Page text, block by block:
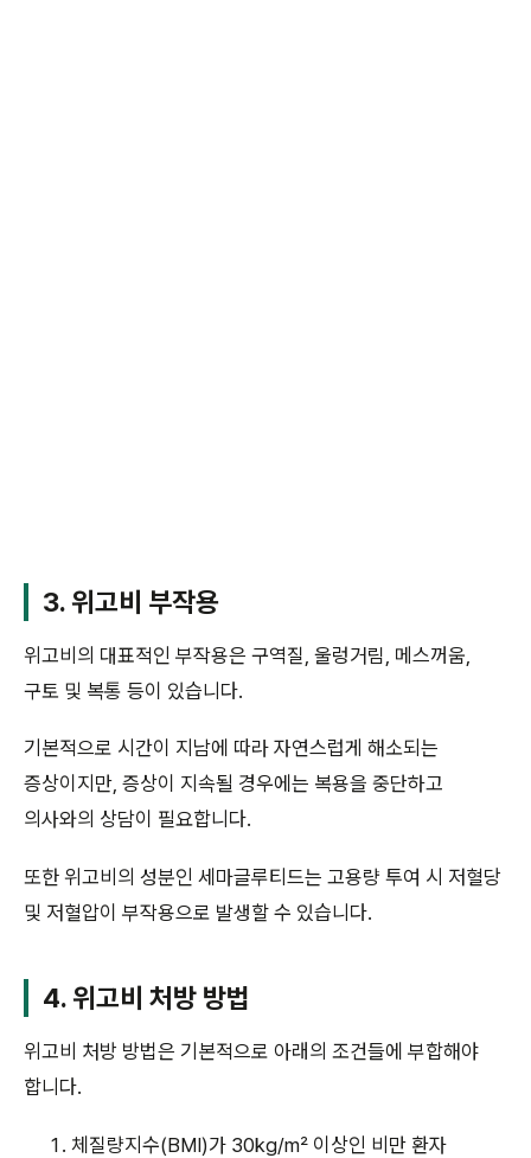
3. 위고비 부작용
위고비의 대표적인 부작용은 구역질, 울렁거림, 메스꺼움,
구토 및 복통 등이 있습니다.
기본적으로 시간이 지남에 따라 자연스럽게 해소되는
증상이지만, 증상이 지속될 경우에는 복용을 중단하고
의사와의 상담이 필요합니다.
또한 위고비의 성분인 세마글루티드는 고용량 투여 시 저혈당
및 저혈압이 부작용으로 발생할 수 있습니다.
4. 위고비 처방 방법
위고비 처방 방법은 기본적으로 아래의 조건들에 부합해야
합니다.
체질량지수(BMI)가 30kg/m² 이상인 비만 환자